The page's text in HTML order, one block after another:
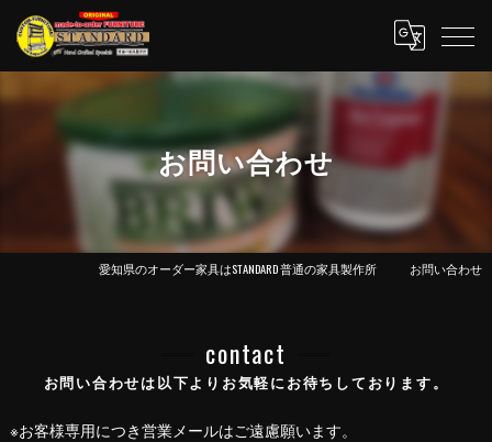
お問い合わせ
愛知県のオーダー家具はSTANDARD 普通の家具製作所 お問い合わせ
お問い合わせは以下よりお気軽にお待ちしております。
contact
※お客様専用につき営業メールはご遠慮願います。